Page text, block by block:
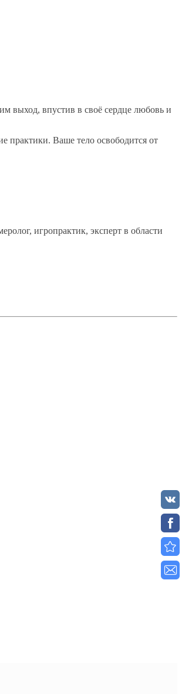
выход, впустив в своё сердце любовь и
практики. Ваше тело освободится от
игропрактик, эксперт в области